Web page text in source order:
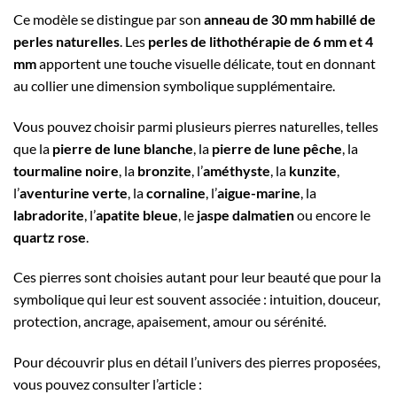
Ce modèle se distingue par son anneau de 30 mm habillé de
perles naturelles. Les perles de lithothérapie de 6 mm et 4
mmapportent une touche visuelle délicate, tout en donnant
au collier une dimension symbolique supplémentaire.
Vous pouvez choisir parmi plusieurs pierres naturelles, telles
que la pierre de lune blanche , la pierre de lune pêche , la
tourmaline noire , la bronzite , l’améthyste , la kunzite
l’aventurine verte , lacornaline , l’aigue-marine , la
labradorite , l’apatite bleue , le jaspe dalmatienou encore le
quartz rose
Ces pierres sont choisies autant pour leur beauté que pour la
symbolique qui leur est souvent associée : intuition, douceur,
protection, ancrage, apaisement, amour ou sérénité.
Pour découvrir plus en détail l’univers des pierres proposées,
vous pouvez consulter l’article :